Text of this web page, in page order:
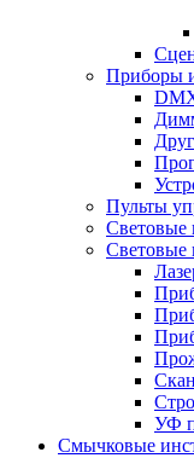
Приборы
Пульты
Световые
Световые
УФ
Смычковые